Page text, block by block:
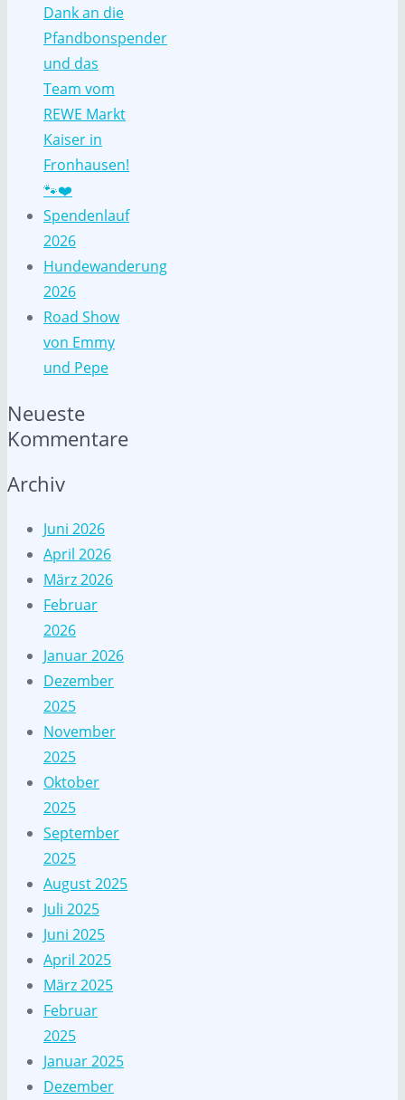
Dank an die
Pfandbonspender
und das
Team vom
REWE Markt
Kaiser in
Fronhausen!
🐾❤️
Spendenlauf
2026
Hundewanderung
2026
Road Show
von Emmy
und Pepe
Neueste
Kommentare
Archiv
Juni 2026
April 2026
März 2026
Februar
2026
Januar 2026
Dezember
2025
November
2025
Oktober
2025
September
2025
August 2025
Juli 2025
Juni 2025
April 2025
März 2025
Februar
2025
Januar 2025
Dezember